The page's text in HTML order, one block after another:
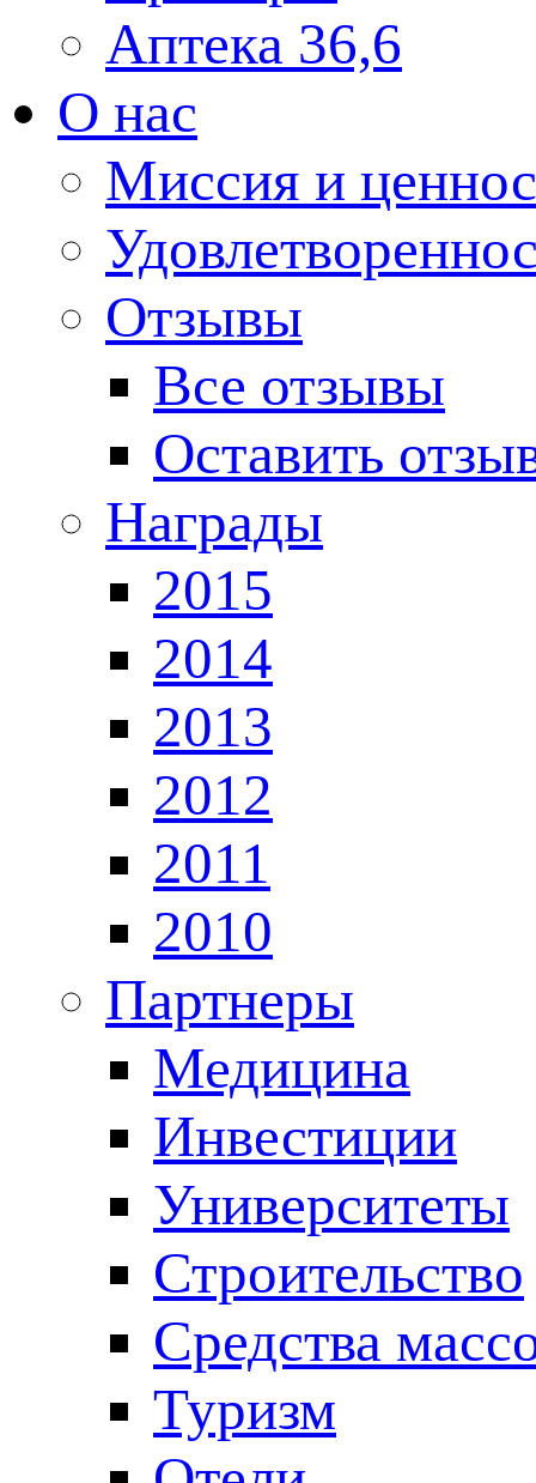
Аптека 36,6
О нас
Миссия и
Отзывы
Все отзывы
Оставить
Награды
2015
2014
2013
2012
2011
2010
Партнеры
Медицина
Инвестиции
Университеты
Строительство
Средства
Туризм